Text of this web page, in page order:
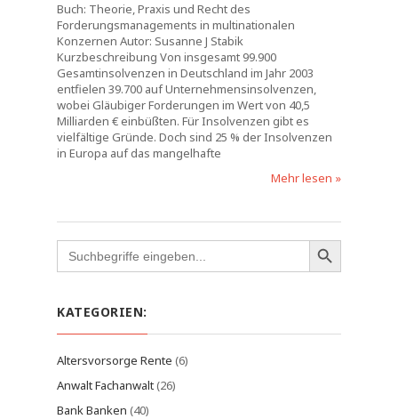
Buch: Theorie, Praxis und Recht des
Forderungsmanagements in multinationalen
Konzernen Autor: Susanne J Stabik
Kurzbeschreibung Von insgesamt 99.900
Gesamtinsolvenzen in Deutschland im Jahr 2003
entfielen 39.700 auf Unternehmensinsolvenzen,
wobei Gläubiger Forderungen im Wert von 40,5
Milliarden € einbüßten. Für Insolvenzen gibt es
vielfältige Gründe. Doch sind 25 % der Insolvenzen
in Europa auf das mangelhafte
Mehr lesen »
Search
for:
KATEGORIEN:
Altersvorsorge Rente (6)
Anwalt Fachanwalt(26)
Bank Banken (40)